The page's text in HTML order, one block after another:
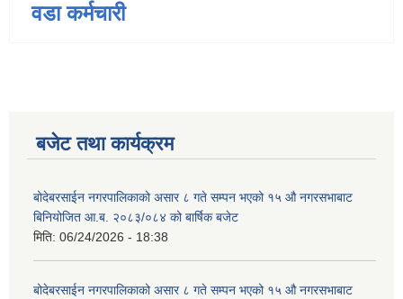
वडा कर्मचारी
बजेट तथा कार्यक्रम
बोदेबरसाईन नगरपालिकाको असार ८ गते सम्पन भएको १५ ‍‍‍औ नगरसभाबाट
बिनियोजित आ.ब. २०८३/०८४ को बार्षिक बजेट
मिति: 06/24/2026 - 18:38
बोदेबरसाईन नगरपालिकाको असार ८ गते सम्पन भएको १५ ‍‍‍औ नगरसभाबाट